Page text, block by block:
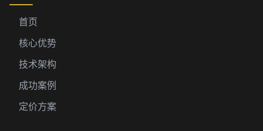
首页
核心优势
技术架构
成功案例
定价方案